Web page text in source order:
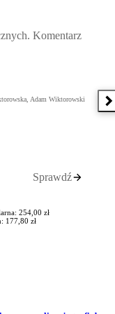
Komentarz
Adam Wiktorowski
Sprawdź
254,00 zł
177,80 zł